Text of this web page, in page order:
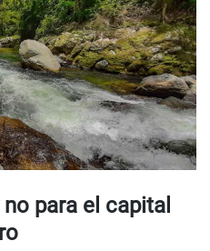
para el capital